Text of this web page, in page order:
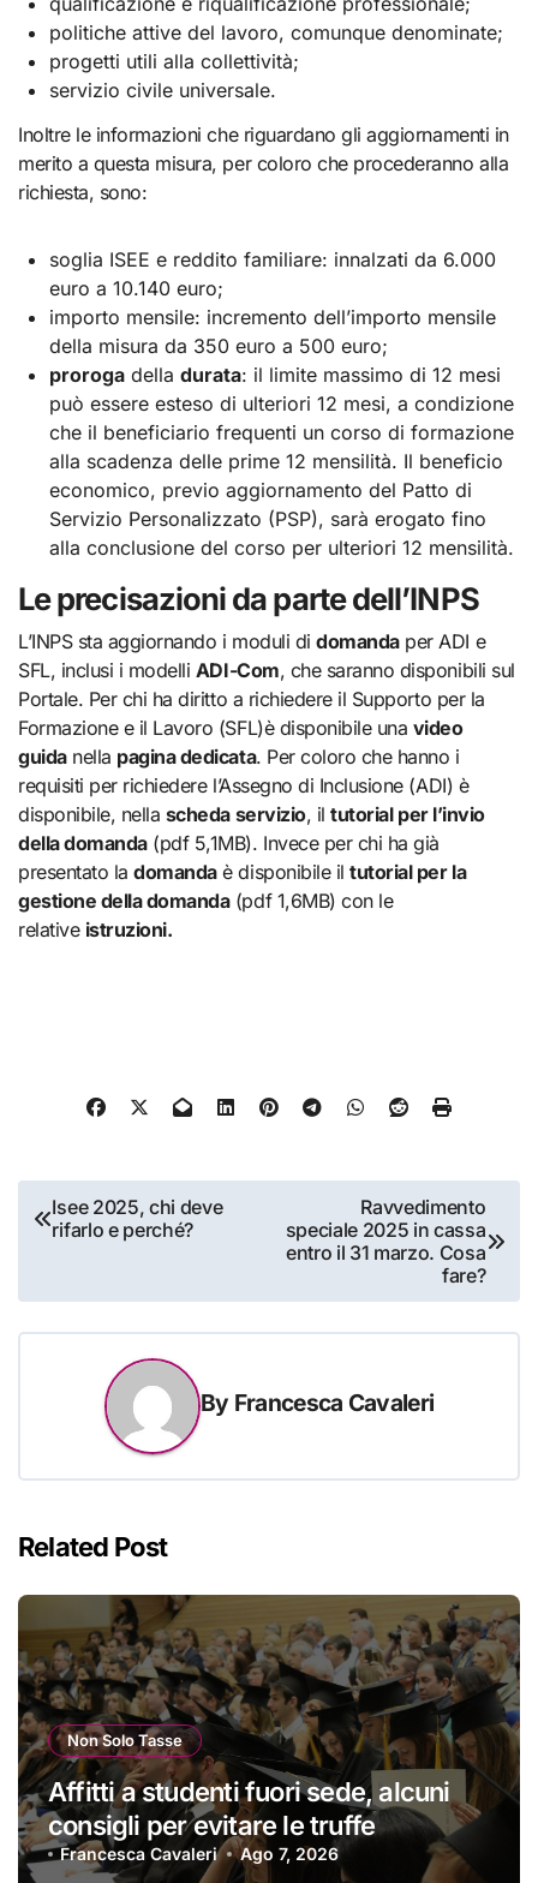
politiche attive del lavoro, comunque denominate;
progetti utili alla collettività;
servizio civile universale.
Inoltre le informazioni che riguardano gli aggiornamenti in
merito a questa misura, per coloro che procederanno alla
richiesta, sono:
soglia ISEE e reddito familiare: innalzati da 6.000
euro a 10.140 euro;
importo mensile: incremento dell’importo mensile
della misura da 350 euro a 500 euro;
prorogadella durata: il limite massimo di 12 mesi
può essere esteso di ulteriori 12 mesi, a condizione
che il beneficiario frequenti un corso di formazione
alla scadenza delle prime 12 mensilità. Il beneficio
economico, previo aggiornamento del Patto di
Servizio Personalizzato (PSP), sarà erogato fino
alla conclusione del corso per ulteriori 12 mensilità.
Le precisazioni da parte dell’INPS
L’INPS sta aggiornando i moduli didomandaper ADI e
SFL, inclusi i modelli ADI-Com, che saranno disponibili sul
Portale. Per chi ha diritto a richiedere il Supporto per la
Formazione e il Lavoro (SFL)è disponibile una video
guidanella pagina dedicata. Per coloro che hanno i
requisiti per richiedere l’Assegno di Inclusione (ADI) è
disponibile, nella scheda servizio, iltutorial per l’invio
della domanda(pdf 5,1MB). Invece per chi ha già
presentato ladomandaè disponibile iltutorial per la
gestione della domanda(pdf 1,6MB) con le
relative istruzioni.
Navigazione
articoli
Isee 2025, chi deve
rifarlo e perché?
Ravvedimento
speciale 2025 in cassa
entro il 31 marzo. Cosa
fare?
By Francesca Cavaleri
Related Post
Non Solo Tasse
Affitti a studenti fuori sede, alcuni
consigli per evitare le truffe
Francesca Cavaleri Ago 7, 2026